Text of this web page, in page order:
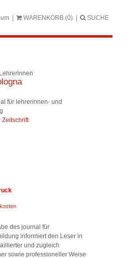
WARENKORB (0) SUCHE
für lehrerinnen- und
Zeitschrift
des journal für
informiert den Leser in
und zugleich
sowie professioneller Weise